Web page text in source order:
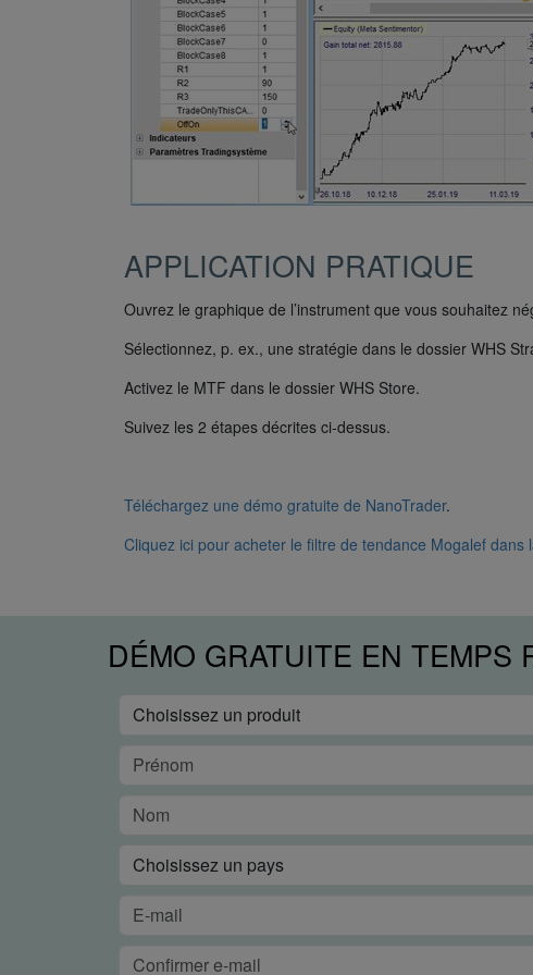
APPLICATION PRATIQUE
Ouvrez le graphique de l’instrument que vous souhaitez
Sélectionnez, p. ex., une stratégie dans le dossier WHS
Activez le MTF dans le dossier WHS Store.
Suivez les 2 étapes décrites ci-dessus.
Téléchargez une démo gratuite de NanoTrader.
Cliquez ici pour acheter le filtre de tendance Mogalef dans
DÉMO GRATUITE EN TEMPS